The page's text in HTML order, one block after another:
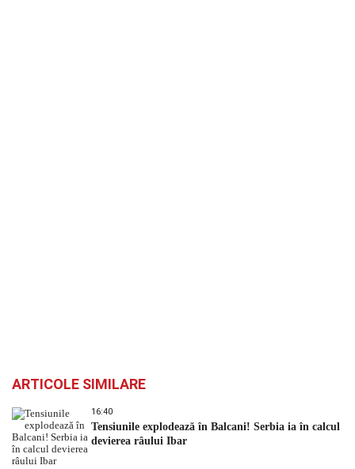
ARTICOLE SIMILARE
16:40
Tensiunile explodează în Balcani! Serbia ia în calcul
devierea râului Ibar